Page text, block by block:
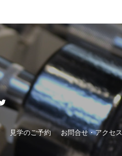
見学のご予約 お問合せ・アクセス